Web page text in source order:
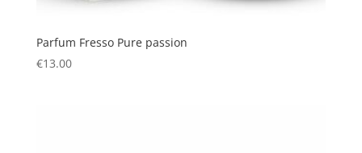
Parfum Fresso Pure passion
€13.00